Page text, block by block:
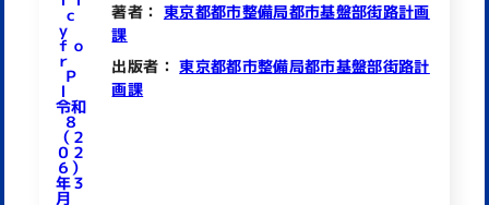
著者： 東京都都市整備局都市基盤部街路計画
課
出版者：東京都都市整備局都市基盤部街路計
画課